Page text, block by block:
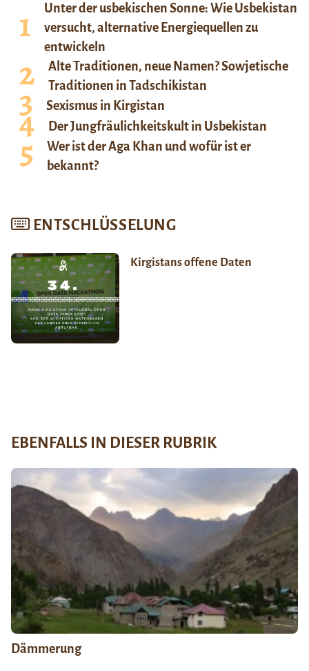
Unter der usbekischen Sonne: Wie Usbekistan
versucht, alternative Energiequellen zu
entwickeln
Alte Traditionen, neue Namen? Sowjetische
Traditionen in Tadschikistan
Sexismus in Kirgistan
Der Jungfräulichkeitskult in Usbekistan
Wer ist der Aga Khan und wofür ist er
bekannt?
ENTSCHLÜSSELUNG
Kirgistans offene Daten
EBENFALLS IN DIESER RUBRIK
Dämmerung